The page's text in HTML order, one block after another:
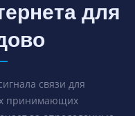
для
связи для
принимающих